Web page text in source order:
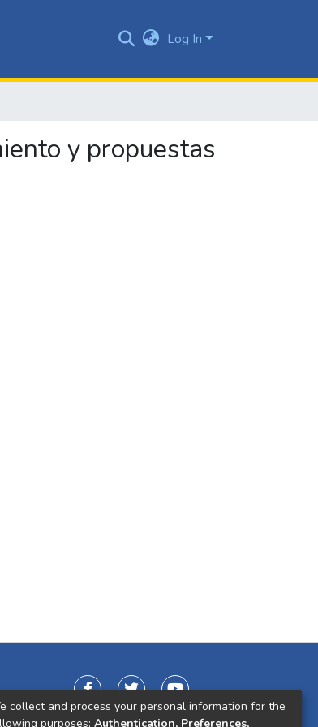
Log In
y propuestas
collect and process your personal information for the
purposes: Authentication, Preferences,